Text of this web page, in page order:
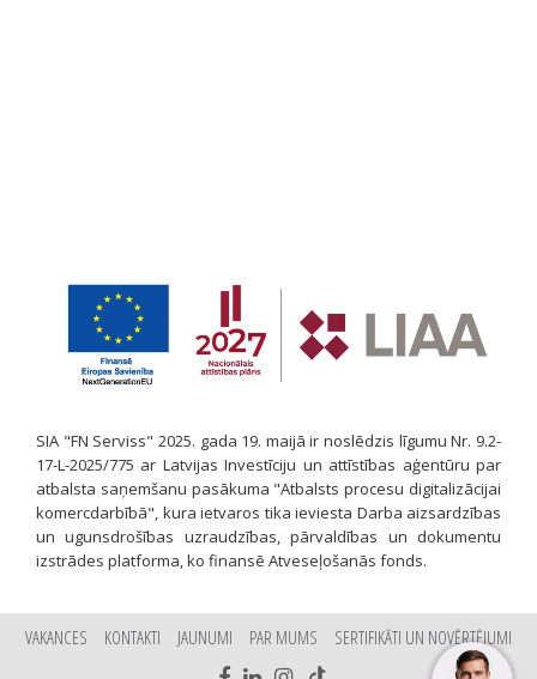
SIA "FN Serviss" 2025. gada 19. maijā ir noslēdzis līgumu Nr. 9.2-
17-L-2025/775 ar Latvijas Investīciju un attīstības aģentūru par
atbalsta saņemšanu pasākuma "Atbalsts procesu digitalizācijai
komercdarbībā", kura ietvaros tika ieviesta Darba aizsardzības
un ugunsdrošības uzraudzības, pārvaldības un dokumentu
izstrādes platforma, ko finansē Atveseļošanās fonds.
VAKANCES KONTAKTI JAUNUMI PAR MUMS SERTIFIKĀTI UN NOVĒRTĒJUMI